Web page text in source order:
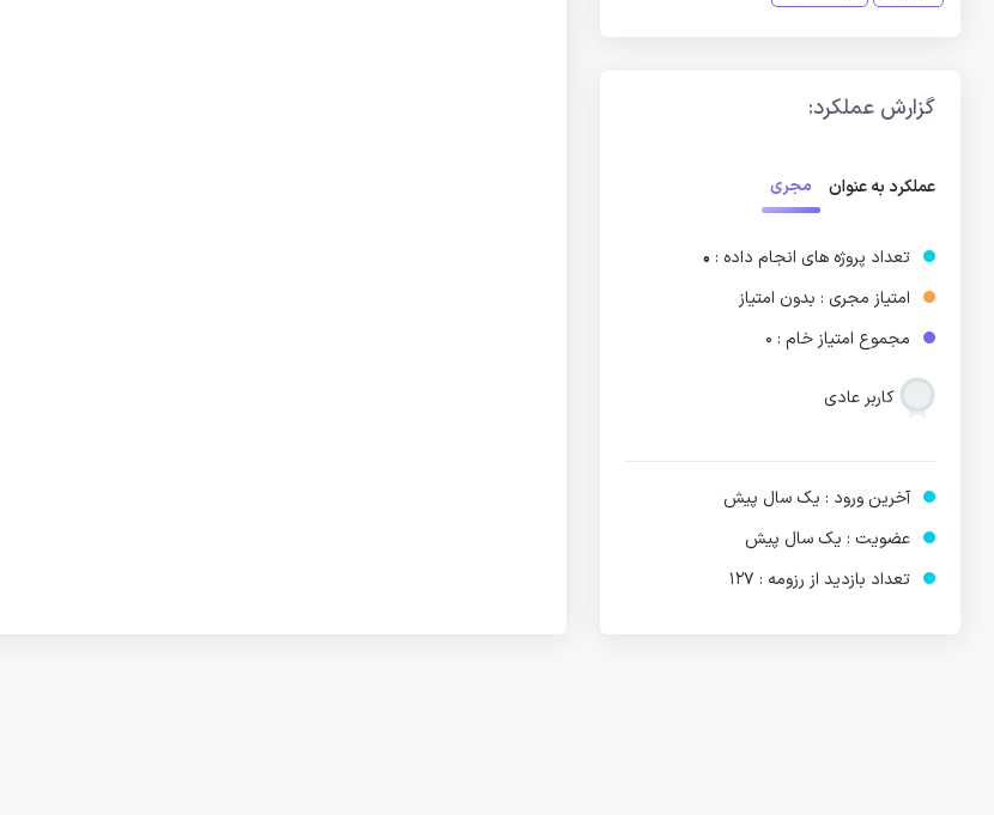
گزارش عملکرد:
عملکرد به عنوان مجری
تعداد پروژه های انجام داده : 0
امتیاز مجری : بدون امتیاز
مجموع امتیاز خام : 0
کاربر عادی
آخرین ورود : یک سال پیش
عضویت : یک سال پیش
تعداد بازدید از رزومه : 127